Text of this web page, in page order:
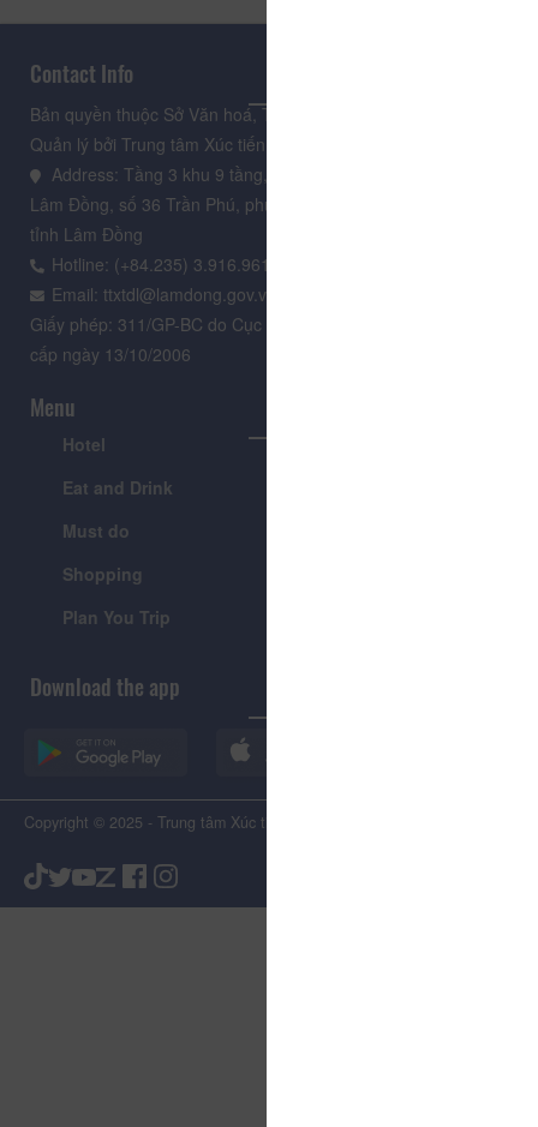
Contact Info
Bản quyền thuộc Sở Văn hoá, Thể thao và Du lịch Lâm Đồng.
Quản lý bởi Trung tâm Xúc tiến Du lịch Lâm Đồng
Address: Tầng 3 khu 9 tầng, Trung tâm Hành chính tỉnh
Lâm Đồng, số 36 Trần Phú, phường Xuân Hương - Đà Lạt,
tỉnh Lâm Đồng
Hotline: (+84.235) 3.916.961
Email: ttxtdl@lamdong.gov.vn
Giấy phép: 311/GP-BC do Cục Báo chí - Bộ Văn hóa Thông tin
cấp ngày 13/10/2006
Menu
Hotel
Eat and Drink
Must do
Shopping
Plan You Trip
Download the app
Copyright © 2025 - Trung tâm Xúc tiến Du lịch Tỉnh Lâm Đồng